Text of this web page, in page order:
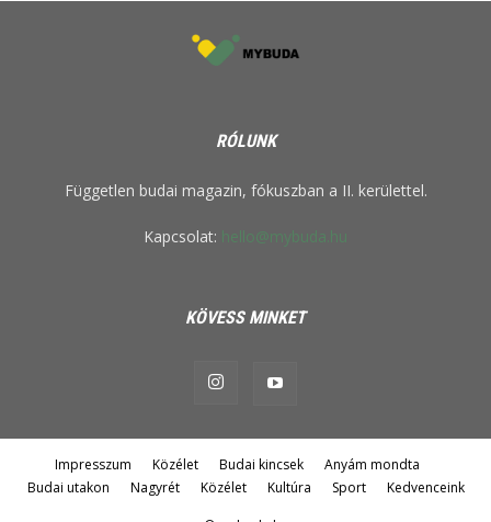
RÓLUNK
Független budai magazin, fókuszban a II. kerülettel.
Kapcsolat: hello@mybuda.hu
KÖVESS MINKET
Impresszum Közélet Budai kincsek
Anyám mondta
Budai utakon
Nagyrét Közélet Kultúra Sport Kedvenceink